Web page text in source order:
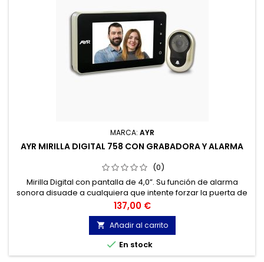
MARCA: AYR
AYR MIRILLA DIGITAL 758 CON GRABADORA Y ALARMA
(0)
Mirilla Digital con pantalla de 4,0”. Su función de alarma
sonora disuade a cualquiera que intente forzar la puerta de
tu domicilio.
Precio
137,00 €
 Añadir al carrito
 En stock